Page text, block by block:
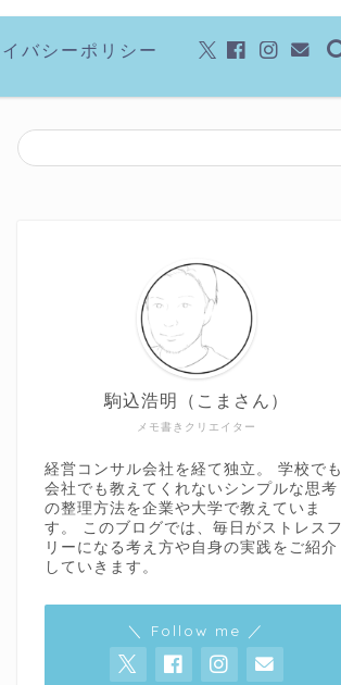
バシーポリシー
メモ書きクリエイター
駒込浩明（こまさん）
経営コンサル会社を経て独立。 学校でも
会社でも教えてくれないシンプルな思考
の整理方法を企業や大学で教えていま
す。 このブログでは、毎日がストレスフ
リーになる考え方や自身の実践をご紹介
していきます。
＼ Follow me ／